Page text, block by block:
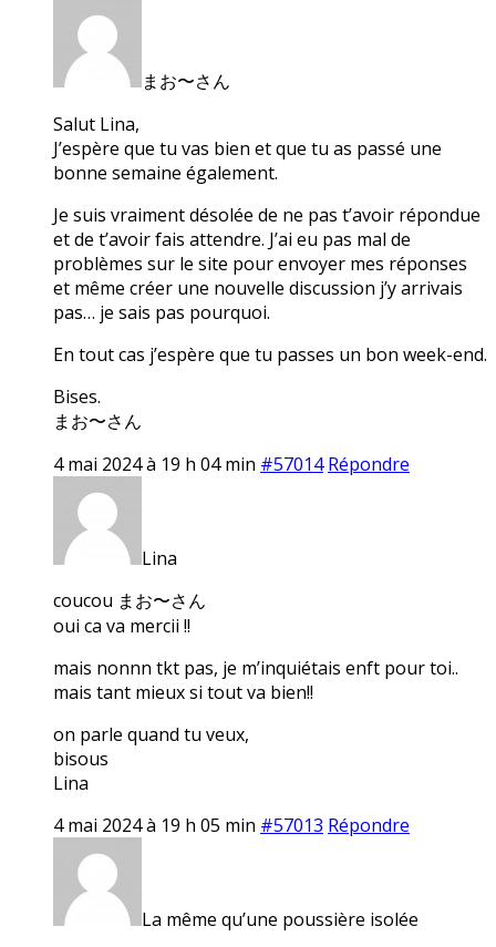
まお〜さん
Salut Lina,
J’espère que tu vas bien et que tu as passé une
bonne semaine également.
Je suis vraiment désolée de ne pas t’avoir répondue
et de t’avoir fais attendre. J’ai eu pas mal de
problèmes sur le site pour envoyer mes réponses
et même créer une nouvelle discussion j’y arrivais
pas… je sais pas pourquoi.
En tout cas j’espère que tu passes un bon week-end.
Bises.
まお〜さん
4 mai 2024 à 19 h 04 min #57014 Répondre
Lina
coucou まお〜さん
oui ca va mercii !!
mais nonnn tkt pas, je m’inquiétais enft pour toi..
mais tant mieux si tout va bien!!
on parle quand tu veux,
bisous
Lina
4 mai 2024 à 19 h 05 min #57013 Répondre
La même qu’une poussière isolée